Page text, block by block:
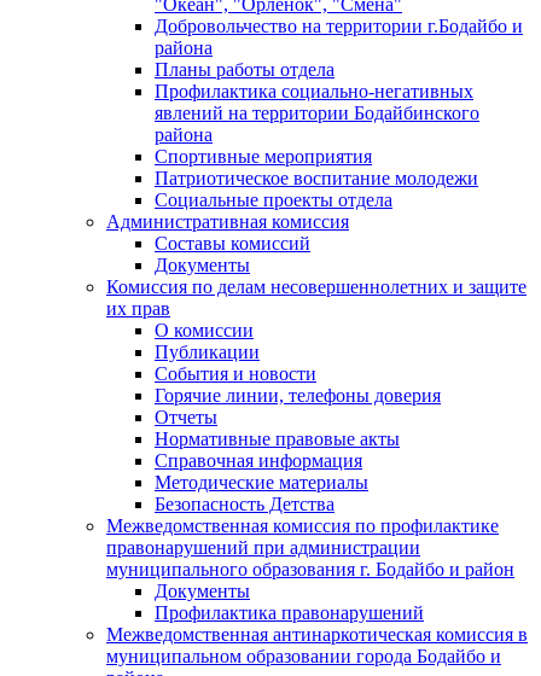
"Океан", "Орленок", "Смена"
Добровольчество на территории г.Бодайбо и
района
Планы работы отдела
Профилактика социально-негативных
явлений на территории Бодайбинского
района
Спортивные мероприятия
Патриотическое воспитание молодежи
Социальные проекты отдела
Административная комиссия
Составы комиссий
Документы
Комиссия по делам несовершеннолетних и защите
их прав
О комиссии
Публикации
События и новости
Горячие линии, телефоны доверия
Отчеты
Нормативные правовые акты
Справочная информация
Методические материалы
Безопасность Детства
Межведомственная комиссия по профилактике
правонарушений при администрации
муниципального образования г. Бодайбо и район
Документы
Профилактика правонарушений
Межведомственная антинаркотическая комиссия в
муниципальном образовании города Бодайбо и